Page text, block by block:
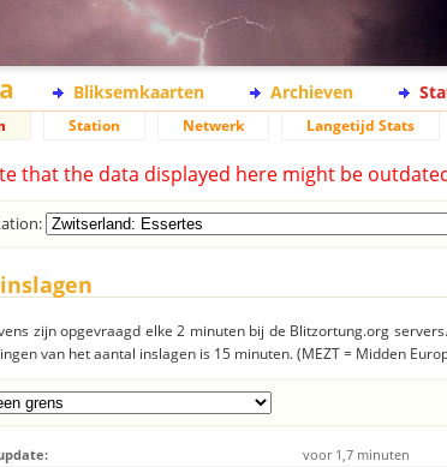
Bliksemkaarten Archieven
Station Netwerk Langetijd Stats
that the data displayed here might be
zijn opgevraagd elke 2 minuten bij de Blitzortung.org
van het aantal inslagen is 15 minuten. (MEZT = Midden
voor 1,7 minuten